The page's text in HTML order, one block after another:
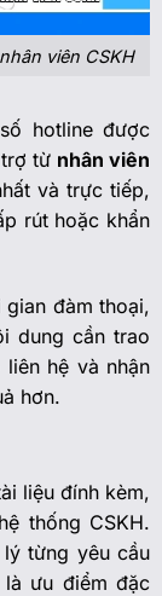
viên CSKH
hotline được
từ nhân viên
và trực tiếp,
rút hoặc khẩn
đàm thoại,
dung cần trao
hệ và nhận
hơn.
liệu đính kèm,
thống CSKH.
từng yêu cầu
ưu điểm đặc